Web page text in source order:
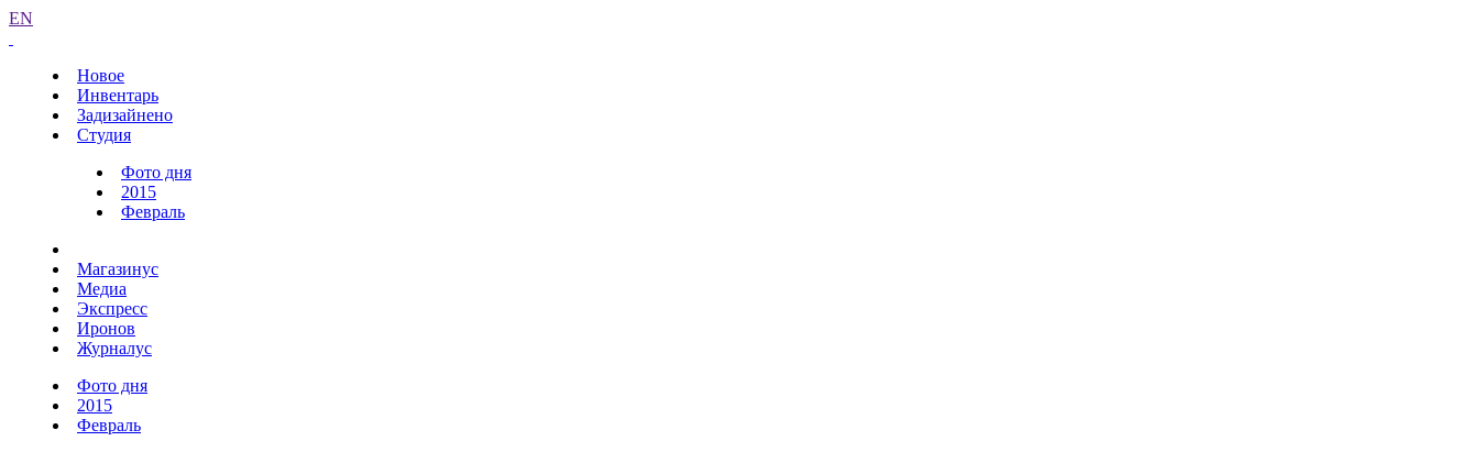
EN
Новое
Инвентарь
Задизайнено
Студия
Фото дня
2015
Февраль
Магазинус
Медиа
Экспресс
Иронов
Журналус
Фото дня
2015
Февраль